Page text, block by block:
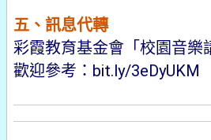
五、訊息代轉
彩霞教育基金會「校園音樂
歡迎參考： bit.ly/3eDyUKM